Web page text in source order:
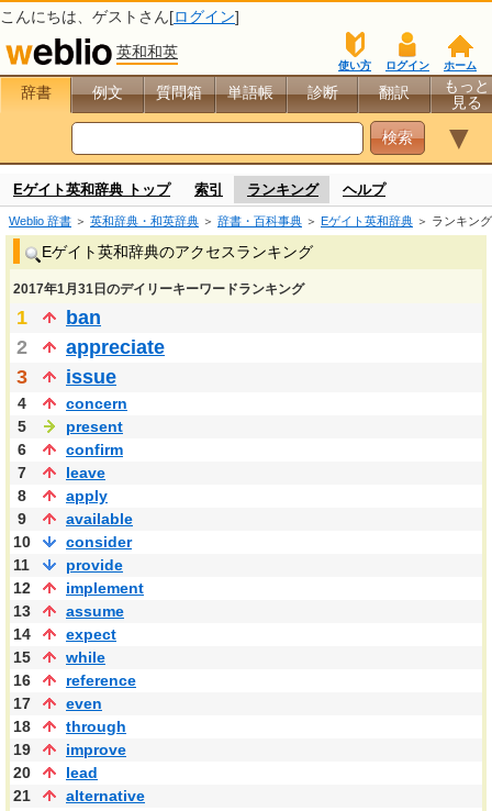
こんにちは、 ゲスト さん[ログイン]
英和和英
ホーム
ログイン
使い方
辞書 例文 質問箱 単語帳 診断 翻訳
もっと
見る
▼
Eゲイト英和辞典 トップ 索引 ランキング ヘルプ
Weblio 辞書 ＞ 英和辞典・和英辞典 ＞ 辞書・百科事典 ＞ Eゲイト英和辞典 ＞ ランキング
Eゲイト英和辞典のアクセスランキング
2017年1月31日のデイリーキーワードランキング
1
ban
2
appreciate
3
issue
4
concern
5
present
6
confirm
7
leave
8
apply
9
available
10
consider
11
provide
12
implement
13
assume
14
expect
15
while
16
reference
17
even
18
through
19
improve
20
lead
21
alternative